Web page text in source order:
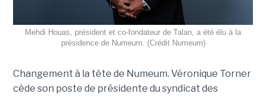
Mehdi Houas, président et co-fondateur de Talan, a été élu à la
présidence de Numeum. (Crédit Numeum)
Changement à la tête de Numeum. Véronique Torner
cède son poste de présidente du syndicat des